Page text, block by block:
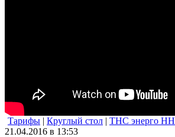
Тарифы | Круглый стол | ТНС энерго НН
21.04.2016 в 13:53